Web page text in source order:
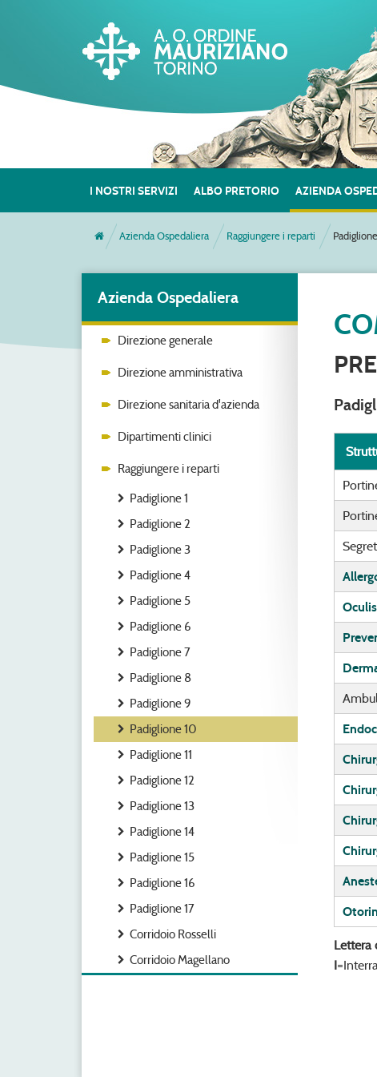
I NOSTRI SERVIZI ALBO PRETORIO AZIENDA
Azienda Ospedaliera Raggiungere i reparti
Azienda Ospedaliera
Direzione generale
Direzione amministrativa
Direzione sanitaria d'azienda
Dipartimenti clinici
Raggiungere i reparti
Padiglione 1
Padiglione 2
Padiglione 3
Padiglione 4
Padiglione 5
Padiglione 6
Padiglione 7
Padiglione 8
Padiglione 9
Padiglione 10
Padiglione 11
Padiglione 12
Padiglione 13
Padiglione 14
Padiglione 15
Padiglione 16
Padiglione 17
Corridoio Rosselli
Corridoio Magellano
Lettera
I